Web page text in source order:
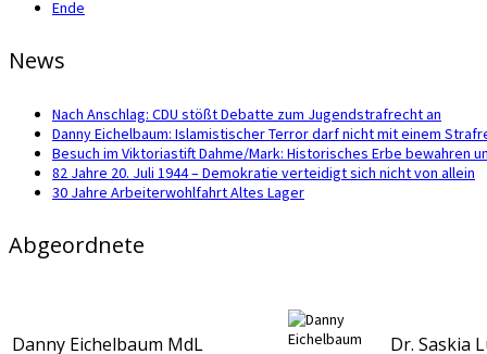
Ende
News
Nach Anschlag: CDU stößt Debatte zum Jugendstrafrecht an
Danny Eichelbaum: Islamistischer Terror darf nicht mit einem
Besuch im Viktoriastift Dahme/Mark: Historisches Erbe bewahren
82 Jahre 20. Juli 1944 – Demokratie verteidigt sich nicht von allein
30 Jahre Arbeiterwohlfahrt Altes Lager
Abgeordnete
Danny Eichelbaum MdL Dr. Saskia